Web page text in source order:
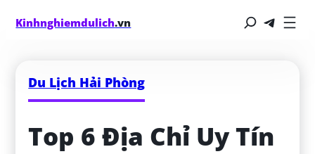
Kinhnghiemdulich.vn
Du Lịch Hải Phòng
Top 6 Địa Chỉ Uy Tín